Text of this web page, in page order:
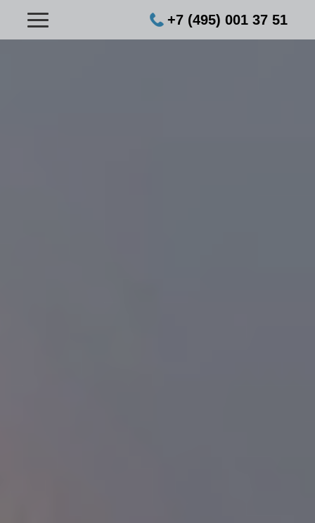
+7 (495) 001 37 51